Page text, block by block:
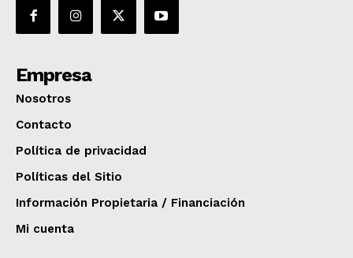
Empresa
Nosotros
Contacto
Política de privacidad
Políticas del Sitio
Información Propietaria / Financiación
Mi cuenta